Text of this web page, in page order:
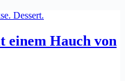
Dessert.
Hauch von